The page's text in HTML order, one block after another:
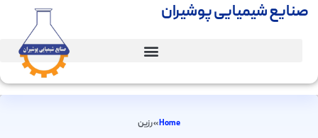
صنایع شیمیایی پوشیران
Home
»رزین